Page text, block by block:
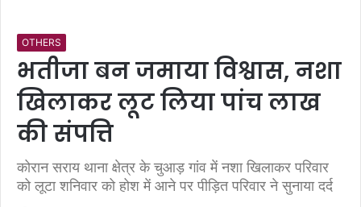
OTHERS
भतीजा बन जमाया विश्वास, नशा
खिलाकर लूट लिया पांच लाख
की संपत्ति
कोरान सराय थाना क्षेत्र के चुआड़ गांव में नशा खिलाकर परिवार
को लूटा शनिवार को होश में आने पर पीड़ित परिवार ने सुनाया दर्द